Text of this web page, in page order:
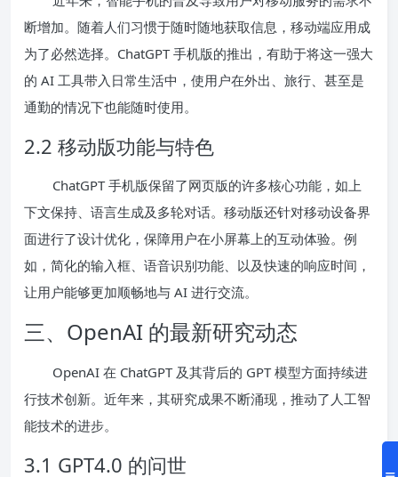
断增加。随着人们习惯于随时随地获取信息，移动端应用成
为了必然选择。ChatGPT 手机版的推出，有助于将这一强大
的 AI 工具带入日常生活中，使用户在外出、旅行、甚至是
通勤的情况下也能随时使用。
2.2 移动版功能与特色
ChatGPT 手机版保留了网页版的许多核心功能，如上
下文保持、语言生成及多轮对话。移动版还针对移动设备界
面进行了设计优化，保障用户在小屏幕上的互动体验。例
如，简化的输入框、语音识别功能、以及快速的响应时间，
让用户能够更加顺畅地与 AI 进行交流。
三、OpenAI 的最新研究动态
OpenAI 在 ChatGPT 及其背后的 GPT 模型方面持续进
行技术创新。近年来，其研究成果不断涌现，推动了人工智
能技术的进步。
3.1 GPT4.0 的问世